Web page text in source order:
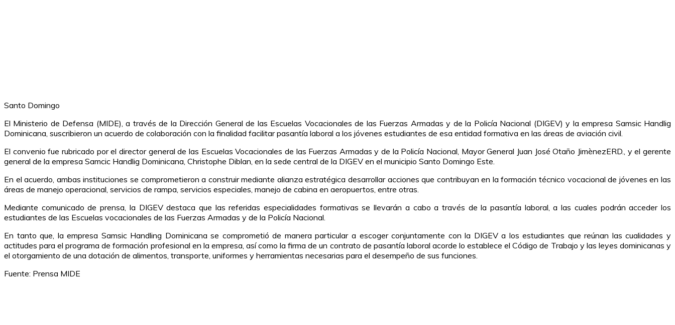
Santo Domingo
El Ministerio de Defensa (MIDE), a través de la Dirección General de las Escuelas Vocacionales de las Fuerzas Armadas y de la Policía Nacional (DIGEV) y la empresa Samsic Handlig
Dominicana, suscribieron un acuerdo de colaboración con la finalidad facilitar pasantía laboral a los jóvenes estudiantes de esa entidad formativa en las áreas de aviación civil.
El convenio fue rubricado por el director general de las Escuelas Vocacionales de las Fuerzas Armadas y de la Policía Nacional, Mayor General Juan José Otaño JimènezERD., y el gerente
general de la empresa Samcic Handlig Dominicana, Christophe Diblan, en la sede central de la DIGEV en el municipio Santo Domingo Este.
En el acuerdo, ambas instituciones se comprometieron a construir mediante alianza estratégica desarrollar acciones que contribuyan en la formación técnico vocacional de jóvenes en las
áreas de manejo operacional, servicios de rampa, servicios especiales, manejo de cabina en aeropuertos, entre otras.
Mediante comunicado de prensa, la DIGEV destaca que las referidas especialidades formativas se llevarán a cabo a través de la pasantía laboral, a las cuales podrán acceder los
estudiantes de las Escuelas vocacionales de las Fuerzas Armadas y de la Policía Nacional.
En tanto que, la empresa Samsic Handling Dominicana se comprometió de manera particular a escoger conjuntamente con la DIGEV a los estudiantes que reúnan las cualidades y
actitudes para el programa de formación profesional en la empresa, así como la firma de un contrato de pasantía laboral acorde lo establece el Código de Trabajo y las leyes dominicanas y
el otorgamiento de una dotación de alimentos, transporte, uniformes y herramientas necesarias para el desempeño de sus funciones.
Fuente: Prensa MIDE